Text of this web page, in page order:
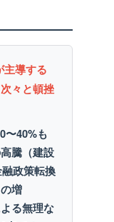
主導する
々と頓挫
〜40%も
騰（建設
政策転換
増
る無理な